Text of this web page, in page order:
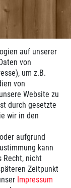
auf unserer
von
um z.B.
von
Website zu
durch gesetzte
wir in den
aufgrund
kann
Recht, nicht
Zeitpunkt
Impressum